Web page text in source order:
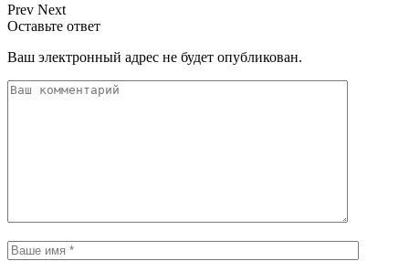
Prev Next
Оставьте ответ
Ваш электронный адрес не будет опубликован.